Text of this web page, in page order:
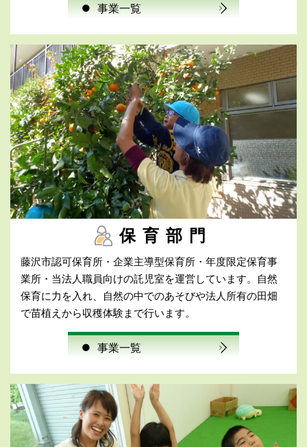
● 事業一覧
保育部門
藤沢市認可保育所・企業主導型保育所・年度限定保育事
業所・当法人職員向けの託児室を運営しています。自然
保育に力を入れ、自然の中でのあそびや法人所有の田畑
で苗植えから収穫体験まで行います。
● 事業一覧